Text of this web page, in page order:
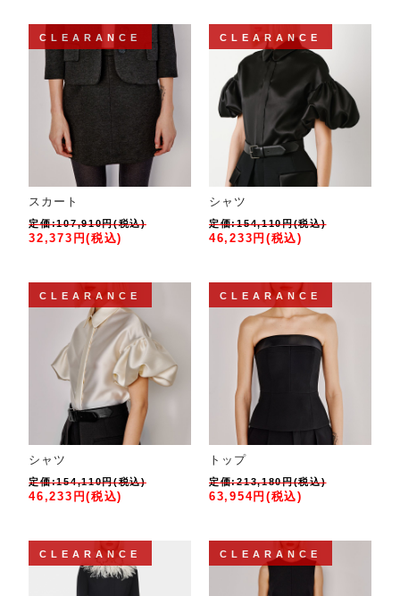
CLEARANCE
スカート
定価:107,910円(税込)
32,373円(税込)
CLEARANCE
シャツ
定価:154,110円(税込)
46,233円(税込)
CLEARANCE
シャツ
定価:154,110円(税込)
46,233円(税込)
CLEARANCE
トップ
定価:213,180円(税込)
63,954円(税込)
CLEARANCE CLEARANCE